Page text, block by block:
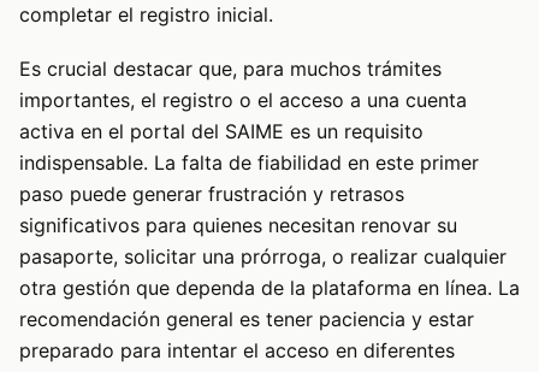
completar el registro inicial.
Es crucial destacar que, para muchos trámites
importantes, el registro o el acceso a una cuenta
activa en el portal del SAIME es un requisito
indispensable. La falta de fiabilidad en este primer
paso puede generar frustración y retrasos
significativos para quienes necesitan renovar su
pasaporte, solicitar una prórroga, o realizar cualquier
otra gestión que dependa de la plataforma en línea. La
recomendación general es tener paciencia y estar
preparado para intentar el acceso en diferentes